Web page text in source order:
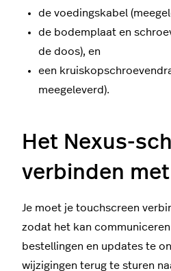
de voedingskabel
de bodemplaat en
de doos), en
een
meegeleverd).
Het Nexus-
verbinden
Je moet je touchscreen
zodat het kan
bestellingen en updates te
wijzigingen terug te sturen